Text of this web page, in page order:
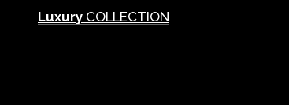
Luxury COLLECTION